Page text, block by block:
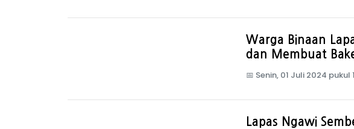
Warga Binaan
dan Membuat
📅 Senin, 01 Juli 2024 pukul
Lapas Ngawi